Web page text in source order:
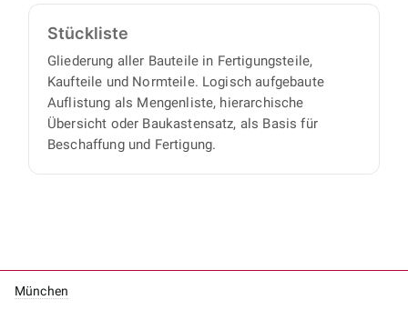
Stückliste
Gliederung aller Bauteile in Fertigungsteile,
Kaufteile und Normteile. Logisch aufgebaute
Auflistung als Mengenliste, hierarchische
Übersicht oder Baukastensatz, als Basis für
Beschaffung und Fertigung.
München